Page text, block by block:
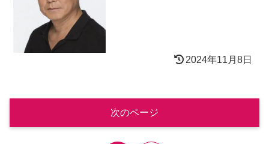
2024年11月8日
次のページ